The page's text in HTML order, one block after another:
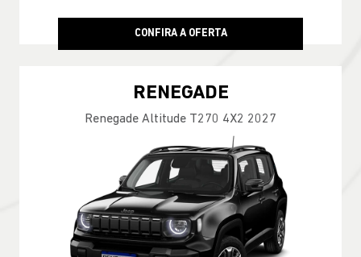
CONFIRA A OFERTA
RENEGADE
Renegade Altitude T270 4X2 2027